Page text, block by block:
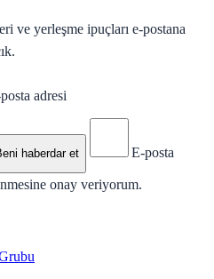
ve yerleşme ipuçları e-postana
adresi
haberdar et E-posta
onay veriyorum.